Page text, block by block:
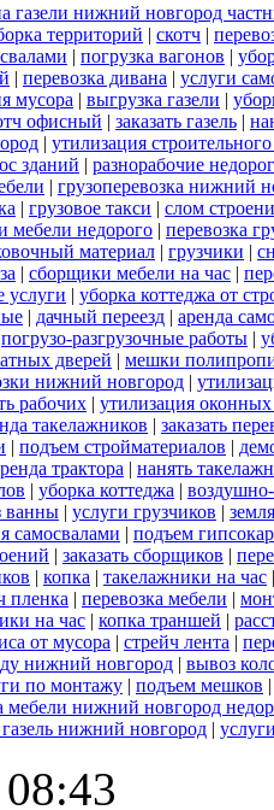
газели нижний новгород
территорий | скотч |
| погрузка вагонов |
| перевозка дивана | услуги
мусора | выгрузка газели |
офисный | заказать газель |
| утилизация
зданий | разнорабочие
| грузоперевозка нижний
| грузовое такси | слом
мебели недорого | перевозка
материал | грузчики |
| сборщики мебели на час |
услуги | уборка коттеджа от
| дачный переезд | аренда
погрузо-разгрузочные работы |
дверей | мешки
нижний новгород |
рабочих | утилизация
такелажников | заказать
| подъем стройматериалов |
трактора | нанять
| уборка коттеджа |
ванны | услуги грузчиков |
самосвалами | подъем
| заказать сборщиков |
| копка | такелажники на час
пленка | перевозка мебели |
на час | копка траншей |
от мусора | стрейч лента |
нижний новгород | вывоз
по монтажу | подъем мешков
мебели нижний новгород
нижний новгород |